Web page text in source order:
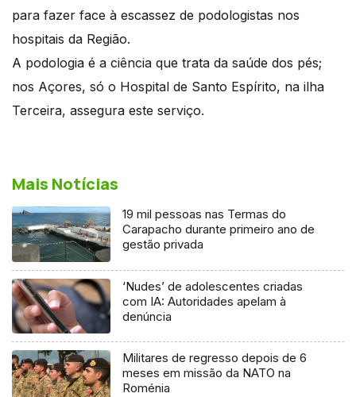
para fazer face à escassez de podologistas nos
hospitais da Região.
A podologia é a ciência que trata da saúde dos pés;
nos Açores, só o Hospital de Santo Espírito, na ilha
Terceira, assegura este serviço.
Mais Notícias
19 mil pessoas nas Termas do
Carapacho durante primeiro ano de
gestão privada
‘Nudes’ de adolescentes criadas
com IA: Autoridades apelam à
denúncia
Militares de regresso depois de 6
meses em missão da NATO na
Roménia